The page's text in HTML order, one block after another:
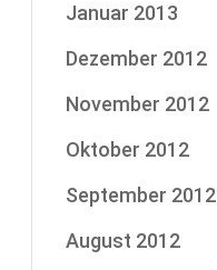
Januar 2013
Dezember 2012
November 2012
Oktober 2012
September 2012
August 2012